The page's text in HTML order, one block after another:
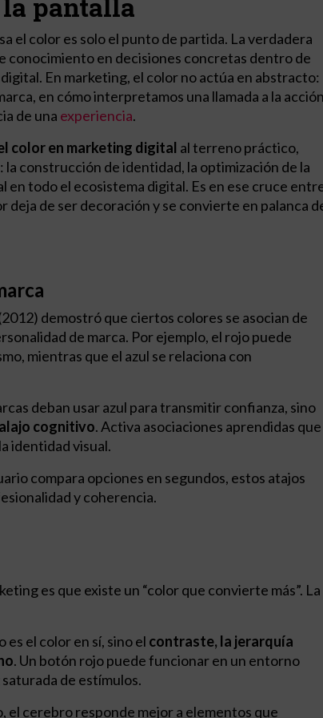
el color es solo el punto de partida. La verdadera
conocimiento en decisiones concretas dentro de
En marketing, el color no actúa en abstracto:
en cómo interpretamos una llamada a la
de una experiencia.
color en marketing digital al terreno práctico,
construcción de identidad, la optimización de la
en todo el ecosistema digital. Es en ese cruce
deja de ser decoración y se convierte en palanca
demostró que ciertos colores se asocian de
de marca. Por ejemplo, el rojo puede
mientras que el azul se relaciona con
deban usar azul para transmitir confianza, sino
cognitivo. Activa asociaciones aprendidas que
identidad visual.
compara opciones en segundos, estos atajos
y coherencia.
es que existe un “color que convierte más”. La
el color en sí, sino el contraste, la jerarquía
. Un botón rojo puede funcionar en un entorno
de estímulos.
el cerebro responde mejor a elementos que